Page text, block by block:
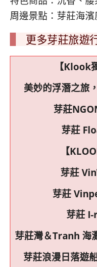
周邊景點：芽莊海
更多芽莊旅遊
【Klook
美妙的浮潛之旅
芽莊
芽莊
【
芽莊
芽莊
芽莊 I-
芽莊灣＆Tranh 海
芽莊浪漫日落遊